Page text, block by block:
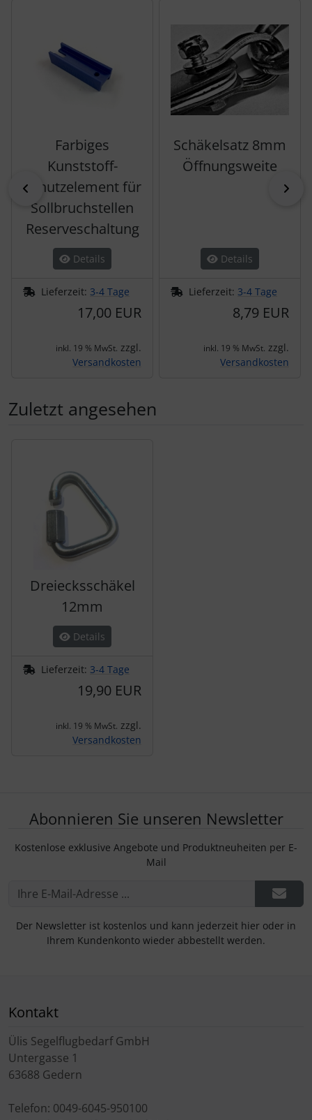
zurück
Farbiges
Kunststoff-
Schutzelement für
Sollbruchstellen
Reserveschaltung
Details
Lieferzeit: 3-4 Tage
17,00 EUR
inkl. 19 % MwSt. zzgl.
Versandkosten
Schäkelsatz 8mm
Öffnungsweite
Details
Lieferzeit: 3-4 Tage
8,79 EUR
inkl. 19 % MwSt. zzgl.
Versandkosten
Zuletzt angesehen
Dreiecksschäkel
12mm
Details
Lieferzeit: 3-4 Tage
19,90 EUR
inkl. 19 % MwSt. zzgl.
Versandkosten
Abonnieren Sie unseren Newsletter
Kostenlose exklusive Angebote und Produktneuheiten per E-
Mail
Der Newsletter ist kostenlos und kann jederzeit hier oder in
Ihrem Kundenkonto wieder abbestellt werden.
Kontakt
Ülis Segelflugbedarf GmbH
Untergasse 1
63688 Gedern
Telefon: 0049-6045-950100